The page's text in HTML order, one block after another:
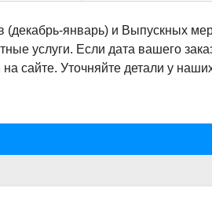
(декабрь-январь) и Выпускных
услуги. Если дата вашего
сайте. Уточняйте детали у